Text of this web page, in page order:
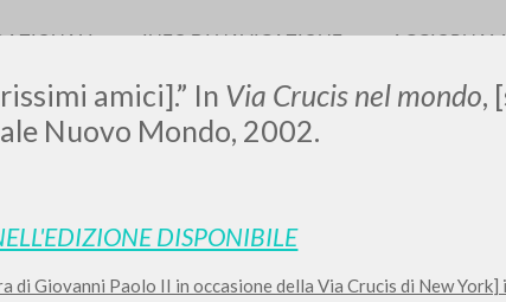
amici].” In Via Crucis nel mondo,
Nuovo Mondo, 2002.
DISPONIBILE
di Giovanni Paolo II in occasione della Via Crucis di New
INFO DI NAVIGAZIONE